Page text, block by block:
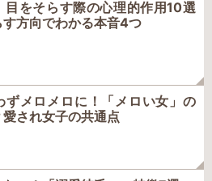
目をそらす際の心理的作用10選
す方向でわかる本音4つ
ずメロメロに！「メロい女」の
され女子の共通点